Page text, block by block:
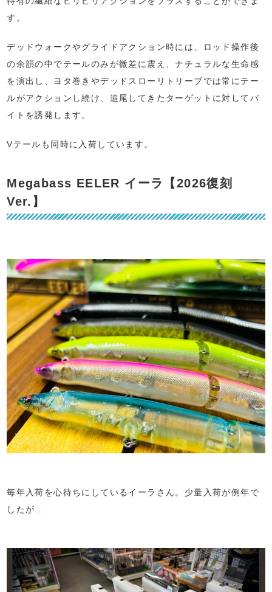
す。
デッドウォークやグライドアクション時には、ロッド操作後
の余韻の中でテールのみが微差に震え、ナチュラルな生命感
を演出し、ヨタ巻きやデッドスローリトリーブでは常にテー
ルがアクションし続け、追尾してきたターゲットに対してバ
イトを誘発します。
Vテールも同時に入荷しています。
Megabass EELER イーラ【2026復刻
Ver.】
毎年入荷を心待ちにしているイーラさん。少量入荷が例年で
したが...